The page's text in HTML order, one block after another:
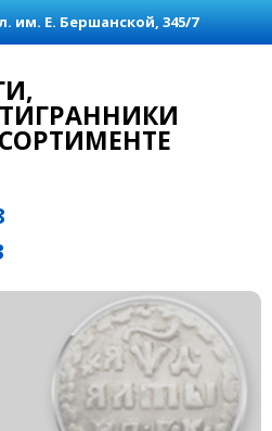
им. Е. Бершанской, 345/7